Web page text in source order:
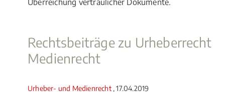
Überreichung vertraulicher Dokumente.
Rechtsbeiträge zu Urheberrecht
Medienrecht
Urheber- und Medienrecht , 17.04.2019